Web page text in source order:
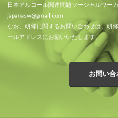
日本アルコール関連問題ソーシャルワー
japanasw@gmail.com
なお、研修に関するお問い合わせは、研
ールアドレスにお願いいたします。
お問い合